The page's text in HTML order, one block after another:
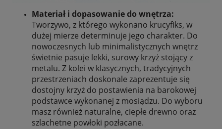
Materiał i dopasowanie do wnętrza:
Tworzywo, z którego wykonano krucyfiks, w
dużej mierze determinuje jego charakter. Do
nowoczesnych lub minimalistycznych wnętrz
świetnie pasuje lekki, surowy krzyż stojący z
metalu. Z kolei w klasycznych, tradycyjnych
przestrzeniach doskonale zaprezentuje się
dostojny krzyż do postawienia na barokowej
podstawce wykonanej z mosiądzu. Do wyboru
masz również naturalne, ciepłe drewno oraz
szlachetne powłoki pozłacane.